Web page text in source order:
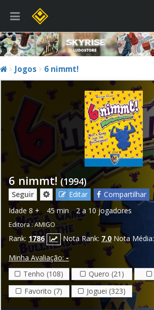
Jogos 6 nimmt!
6 nimmt! (1994)
Seguir Editar
Compartilhar
Idade 8 + 45 min 2 a 10 jogadores
Editora :AMIGO
Rank: 1786 Nota Rank: 7.0 Nota Média:
Minha Avaliação: -
Tenho (108)
Quero (21)
Favorito (7)
Joguei (323)